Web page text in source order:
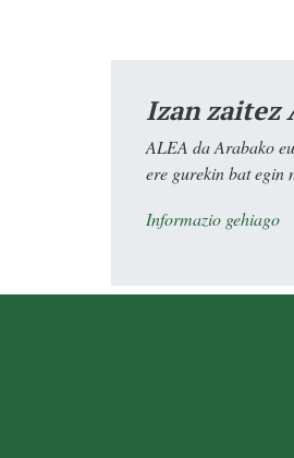
Izan zaitez
ALEA da Arabako
ere gurekin bat egin
Informazio gehiago